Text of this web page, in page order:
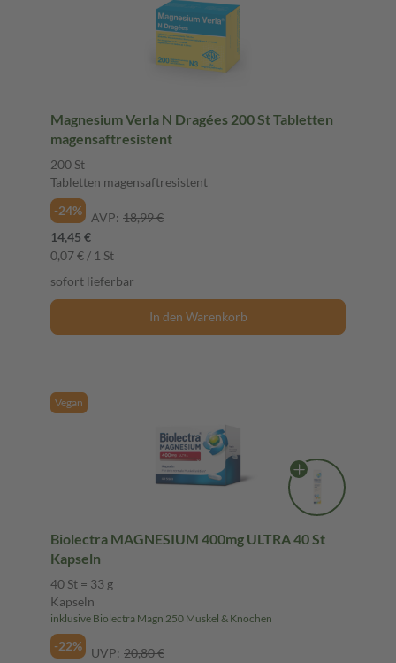
Magnesium Verla N Dragées 200 St Tabletten
magensaftresistent
200 St
Tabletten magensaftresistent
-24%
AVP: 18,99 €
14,45 €
0,07 € / 1 St
sofort lieferbar
In den Warenkorb
Vegan
Biolectra MAGNESIUM 400mg ULTRA 40 St
Kapseln
40 St = 33 g
Kapseln
inklusive Biolectra Magn 250 Muskel & Knochen
-22% UVP: 20,80 €